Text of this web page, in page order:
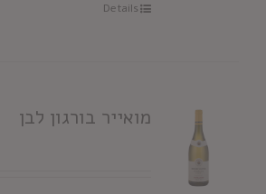
Details
מואייר בורגון לבן